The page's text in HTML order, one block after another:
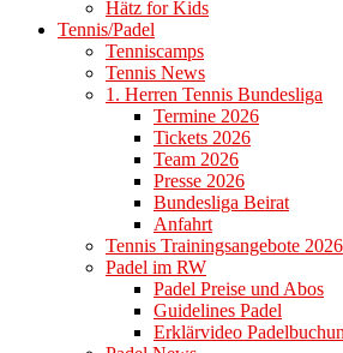
Hätz for Kids
Tennis/Padel
Tenniscamps
Tennis News
1. Herren Tennis Bundesliga
Termine 2026
Tickets 2026
Team 2026
Presse 2026
Bundesliga Beirat
Anfahrt
Tennis Trainingsangebote
Padel im RW
Padel Preise und Abos
Guidelines Padel
Erklärvideo